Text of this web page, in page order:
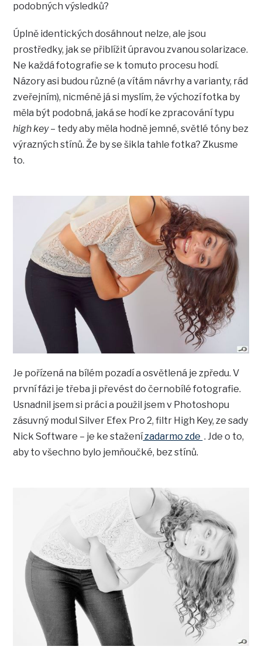
podobných výsledků?
Úplně identických dosáhnout nelze, ale jsou
prostředky, jak se přiblížit úpravou zvanou solarizace.
Ne každá fotografie se k tomuto procesu hodí.
Názory asi budou různé (a vítám návrhy a varianty, rád
zveřejním), nicméně já si myslím, že výchozí fotka by
měla být podobná, jaká se hodí ke zpracování typu
high key– tedy aby měla hodně jemné, světlé tóny bez
výrazných stínů. Že by se šikla tahle fotka? Zkusme
to.
Je pořízená na bílém pozadí a osvětlená je zpředu. V
první fázi je třeba ji převést do černobílé fotografie.
Usnadnil jsem si práci a použil jsem v Photoshopu
zásuvný modul Silver Efex Pro 2, filtr High Key, ze sady
Nick Software – je ke staženízadarmo zde . Jde o to,
aby to všechno bylo jemňoučké, bez stínů.